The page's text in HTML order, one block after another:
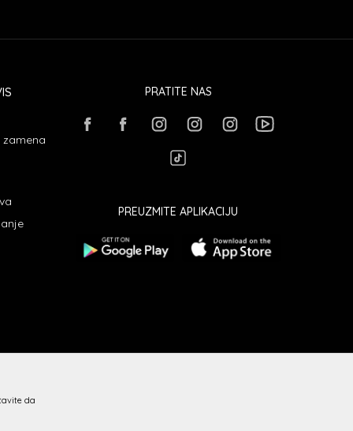
zamena
PRATITE NAS
PREUZMITE APLIKACIJU
da